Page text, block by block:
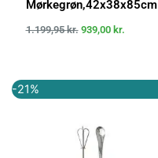
Mørkegrøn,42x38x85cm
1.199,95kr. 939,00 kr.
-21%
oprindelige
var:
389,00 kr..
aktuelle